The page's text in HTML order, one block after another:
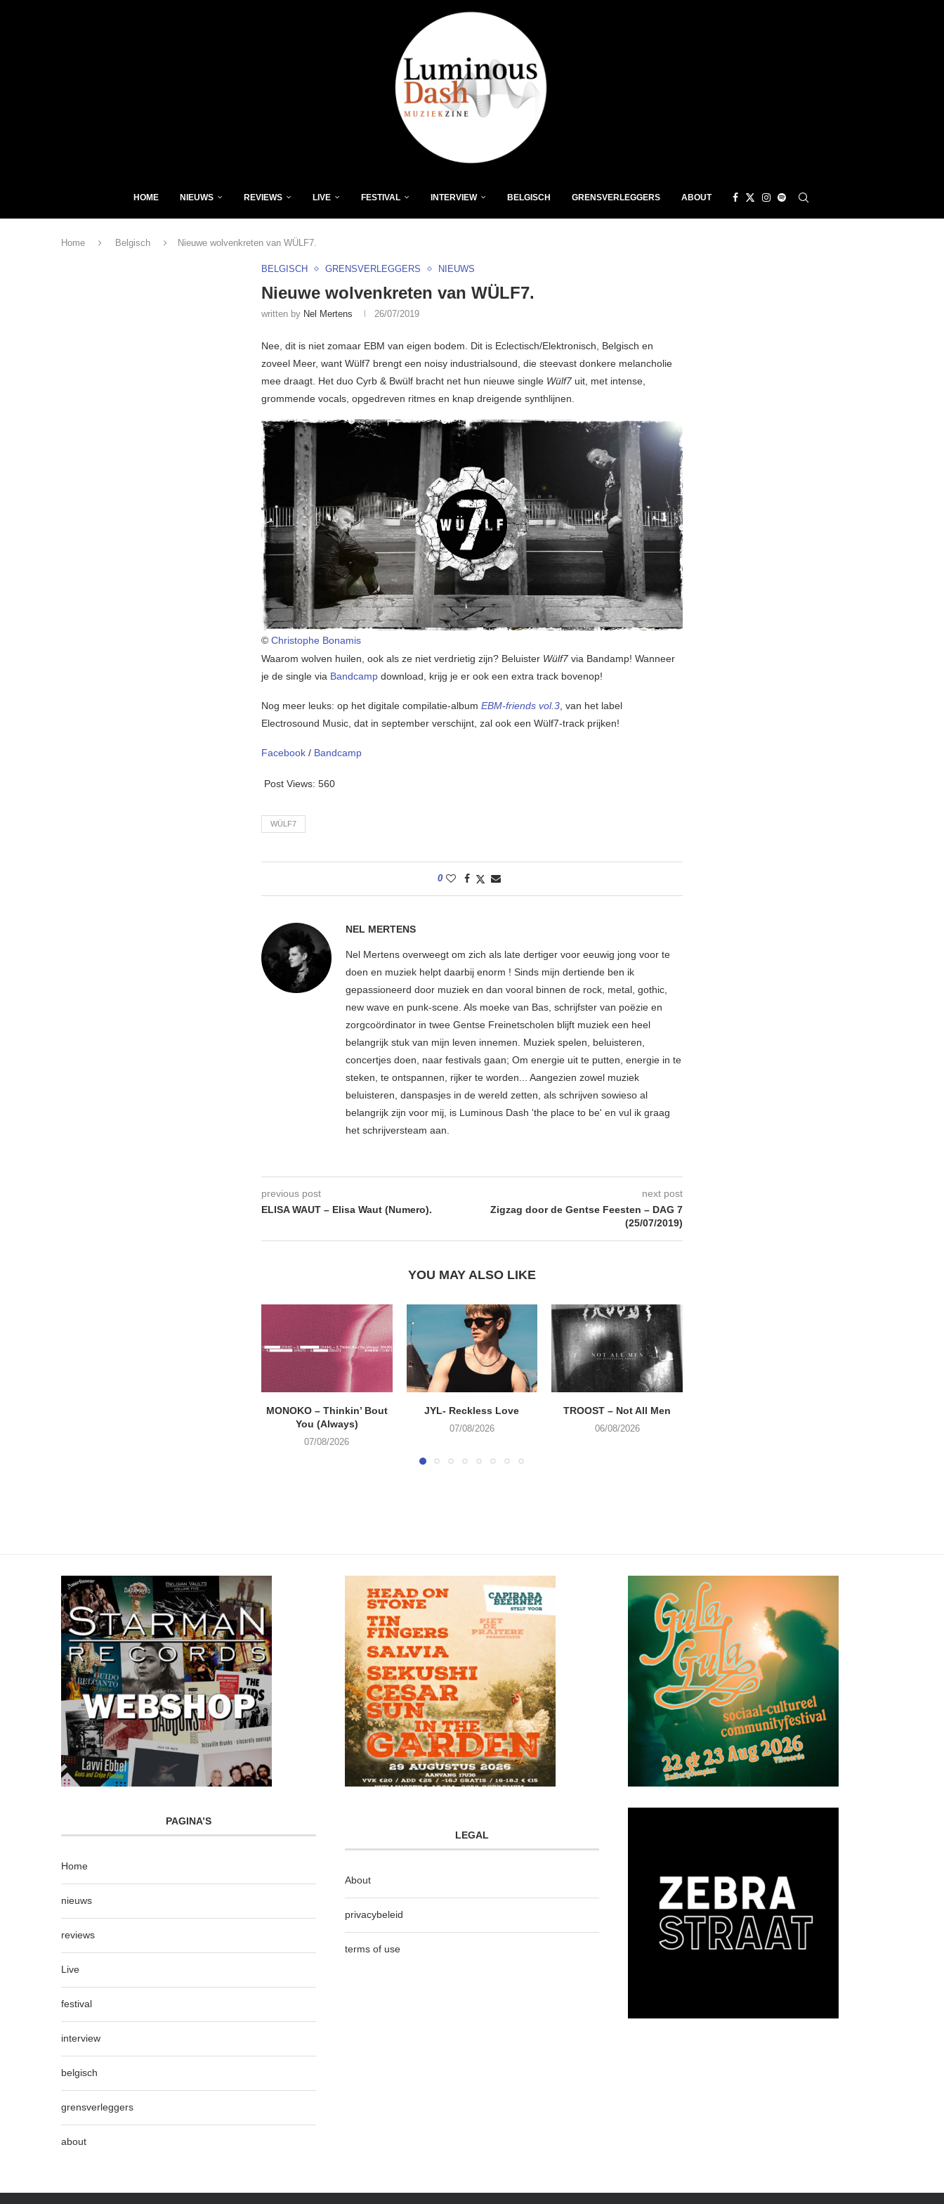
HOME NIEUWS REVIEWS LIVE FESTIVAL INTERVIEW BELGISCH GRENSVERLEGGERS ABOUT
Home Belgisch Nieuwe wolvenkreten van WÜLF7.
BELGISCH GRENSVERLEGGERS NIEUWS
Nieuwe wolvenkreten van WÜLF7.
written by Nel Mertens 26/07/2019
Nee, dit is niet zomaar EBM van eigen bodem. Dit is Eclectisch/Elektronisch, Belgisch en
zoveel Meer, want Wülf7 brengt een noisy industrialsound, die steevast donkere melancholie
mee draagt. Het duo Cyrb & Bwülf bracht net hun nieuwe single Wülf7uit, met intense,
grommende vocals, opgedreven ritmes en knap dreigende synthlijnen.
© Christophe Bonamis
Waarom wolven huilen, ook als ze niet verdrietig zijn? Beluister Wülf7via Bandamp! Wanneer
je de single via Bandcamp download, krijg je er ook een extra track bovenop!
Nog meer leuks: op het digitale compilatie-album EBM-friends vol.3, van het label
Electrosound Music, dat in september verschijnt, zal ook een Wülf7-track prijken!
Facebook / Bandcamp
Post Views: 560
WÜLF7
0
NEL MERTENS
Nel Mertens overweegt om zich als late dertiger voor eeuwig jong voor te
doen en muziek helpt daarbij enorm ! Sinds mijn dertiende ben ik
gepassioneerd door muziek en dan vooral binnen de rock, metal, gothic,
new wave en punk-scene. Als moeke van Bas, schrijfster van poëzie en
zorgcoördinator in twee Gentse Freinetscholen blijft muziek een heel
belangrijk stuk van mijn leven innemen. Muziek spelen, beluisteren,
concertjes doen, naar festivals gaan; Om energie uit te putten, energie in te
steken, te ontspannen, rijker te worden... Aangezien zowel muziek
beluisteren, danspasjes in de wereld zetten, als schrijven sowieso al
belangrijk zijn voor mij, is Luminous Dash 'the place to be' en vul ik graag
het schrijversteam aan.
previous post
ELISA WAUT – Elisa Waut (Numero).
next post
Zigzag door de Gentse Feesten – DAG 7
(25/07/2019)
YOU MAY ALSO LIKE
MONOKO – Thinkin’ Bout
You (Always)
07/08/2026
JYL- Reckless Love
07/08/2026
TROOST – Not All Men
06/08/2026
PAGINA’S
Home
nieuws
reviews
Live
festival
interview
belgisch
grensverleggers
about
LEGAL
About
privacybeleid
terms of use